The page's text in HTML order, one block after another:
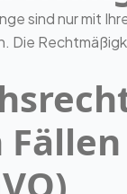
sind nur mit
Die